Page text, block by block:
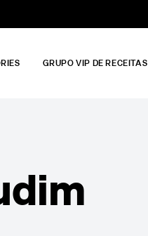
GRUPO VIP DE RECEITAS